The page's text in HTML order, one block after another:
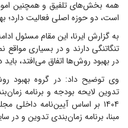
همه بخش‌های تلفیق و همچنین
است، دو حوزه اصلی فعالیت دارد؛
به گزارش ایرنا، این مقام مسئول
تنگاتنگی دارند و در بسیاری مواقع
در بهبود روش‌ها اتفاق می‌افتد، باید
وی توضیح داد: در گروه بهبود
مبنا، برنامه زمان‌بندی تدوین و در